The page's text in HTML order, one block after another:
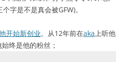
字是不是真会被GFW)。
开始新创业。从12年前在aka上听他
终是他的粉丝；